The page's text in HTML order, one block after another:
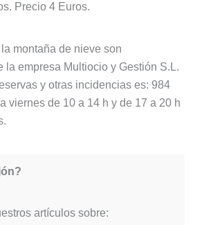
Precio 4 Euros.
montaña de nieve son
la empresa Multiocio y Gestión S.L.
y otras incidencias es: 984
viernes de 10 a 14 h y de 17 a 20 h
artículos sobre: